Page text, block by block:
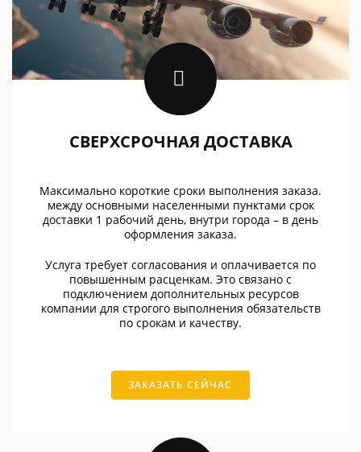
СВЕРХСРОЧНАЯ ДОСТАВКА
Максимально короткие сроки выполнения заказа.
между основными населенными пунктами срок
доставки 1 рабочий день, внутри города – в день
оформления заказа.
Услуга требует согласования и оплачивается по
повышенным расценкам. Это связано с
подключением дополнительных ресурсов
компании для строгого выполнения обязательств
по срокам и качеству.
ЗАКАЗАТЬ СЕЙЧАС